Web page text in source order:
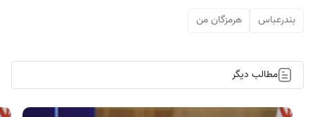
بندرعباس هرمزگان من
مطالب دیگر